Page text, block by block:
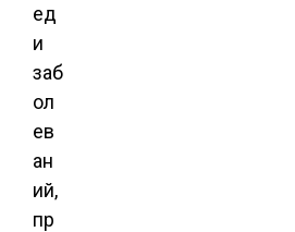
ед
и
заб
ол
ев
ан
ий,
пр